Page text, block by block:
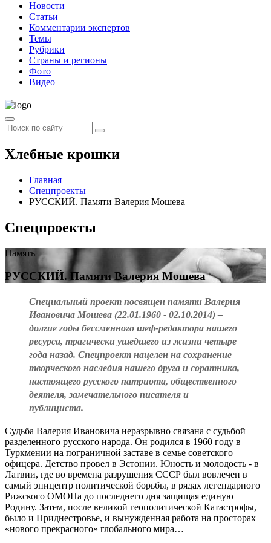
Новости
Статьи
Комментарии экспертов
Темы
Рубрики
Страны и регионы
Фото
Видео
Хлебные крошки
Главная
Спецпроекты
РУССКИЙ. Памяти Валерия Мошева
Спецпроекты
Память
РУССКИЙ. Памяти Валерия Мошева
Cпециальный проект посвящен памяти Валерия
Ивановича Мошева (22.01.1960 - 02.10.2014) –
долгие годы бессменного шеф-редактора нашего
ресурса, трагически ушедшего из жизни четыре
года назад. Спецпроект нацелен на сохранение
творческого наследия нашего друга и соратника,
настоящего русского патриота, общественного
деятеля, замечательного писателя и
публициста.
Судьба Валерия Ивановича неразрывно связана с судьбой
разделенного русского народа. Он родился в 1960 году в
Туркмении на пограничной заставе в семье советского
офицера. Детство провел в Эстонии. Юность и молодость - в
Латвии, где во времена разрушения СССР был вовлечен в
самый эпицентр политической борьбы, в рядах легендарного
Рижского ОМОНа до последнего дня защищая единую
Родину. Затем, после великой геополитической Катастрофы,
было и Приднестровье, и вынужденная работа на просторах
«нового прекрасного» глобального мира…